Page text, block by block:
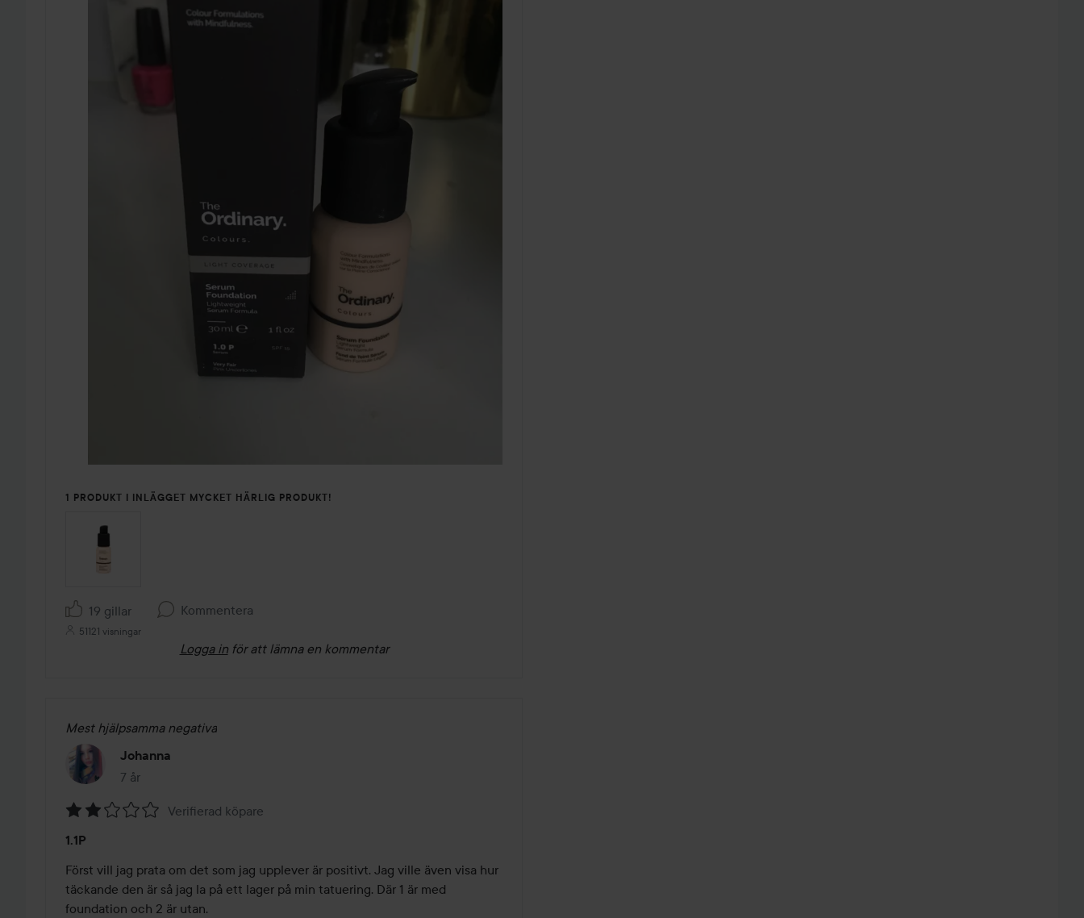
1 PRODUKT I INLÄGGET MYCKET HÄRLIG PRODUKT!
19 gillar Kommentera
51121 visningar
Logga in för att lämna en kommentar
Mest hjälpsamma negativa
Johanna
7 år
Inlägget skapades 7 år
2
av
5
Verifierad köpare
1.1P
Först vill jag prata om det som jag upplever är positivt. Jag ville även visa hur
täckande den är så jag la på ett lager på min tatuering. Där 1 är med
foundation och 2 är utan.